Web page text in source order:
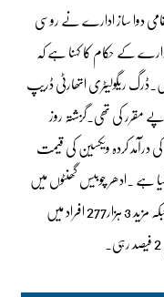
دوا ساز ادارے نے روسی
کے حکام کا کہنا ہے کہ
ریگولیٹری اتھارٹی ڈریپ
مقرر کی تھی۔گزشتہ روز
درآمد کردہ ویکسین کی قیمت
ہے ۔ادھر چوبیس گھنٹوں میں
کورونا وائرس ملک بھر میں مزید 72 زندگیاں لے گیا جبکہ مزید 3 ہزار277 افراد میں